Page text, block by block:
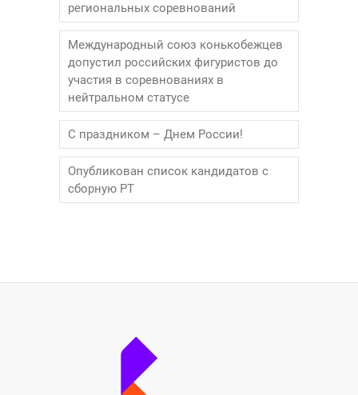
региональных соревнований
Международный союз конькобежцев
допустил российских фигуристов до
участия в соревнованиях в
нейтральном статусе
С праздником – Днем России!
Опубликован список кандидатов с
сборную РТ